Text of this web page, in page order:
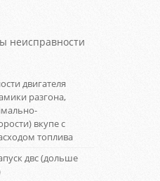
неисправности
двигателя
разгона,
вкупе с
топлива
двс (дольше